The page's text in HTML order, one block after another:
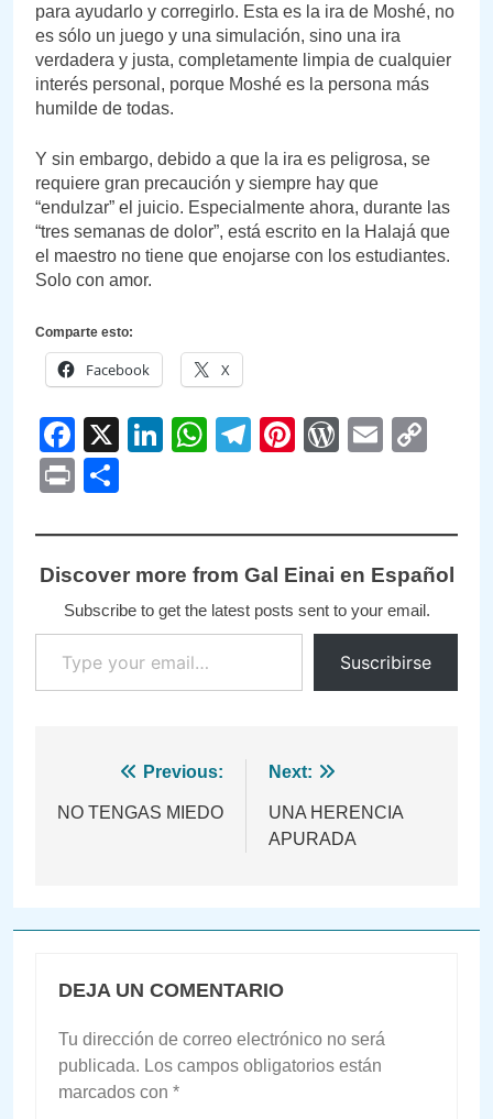
para ayudarlo y corregirlo. Esta es la ira de Moshé, no
es sólo un juego y una simulación, sino una ira
verdadera y justa, completamente limpia de cualquier
interés personal, porque Moshé es la persona más
humilde de todas.
Y sin embargo, debido a que la ira es peligrosa, se
requiere gran precaución y siempre hay que
“endulzar” el juicio. Especialmente ahora, durante las
“tres semanas de dolor”, está escrito en la Halajá que
el maestro no tiene que enojarse con los estudiantes.
Solo con amor.
Comparte esto:
Facebook X
Facebook
X LinkedIn
WhatsApp
Telegram
PinterestEmail
Print
Discover more from Gal Einai en Español
Subscribe to get the latest posts sent to your email.
Type your email…
Suscribirse
Navegación
de
Previous:
NO TENGAS MIEDO
Next:
UNA HERENCIA
APURADA
DEJA UN COMENTARIO
Tu dirección de correo electrónico no será
publicada. Los campos obligatorios están
marcados con *